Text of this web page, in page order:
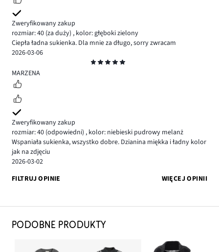
Zweryfikowany zakup
rozmiar: 40 (za duży) , kolor: głęboki zielony
Ciepła ładna sukienka. Dla mnie za długo, sorry zwracam
2026-03-06
5
MARZENA
Zweryfikowany zakup
rozmiar: 40 (odpowiedni) , kolor: niebieski pudrowy melanż
Wspaniała sukienka, wszystko dobre. Dzianina miękka i ładny kolor
jak na zdjęciu
2026-03-02
FILTRUJ OPINIE
WIĘCEJ OPINII
PODOBNE PRODUKTY